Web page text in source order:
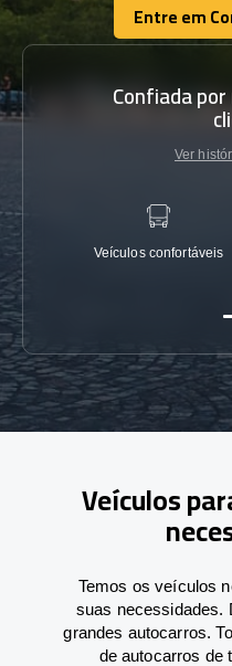
Entre em
Entre em
Confiada
Ver
Veículos confortáveis
Veículos
Temos os veículos
suas necessidades.
grandes autocarros.
de autocarros de